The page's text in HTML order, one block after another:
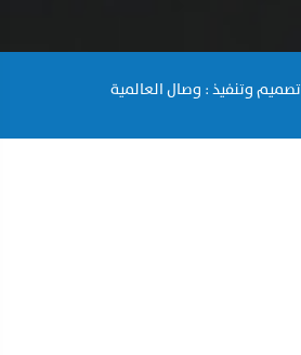
تصميم وتنفيذ : وصال العالمية